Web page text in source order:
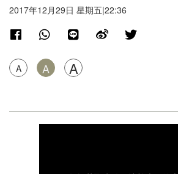
2017年12月29日 星期五|22:36
A A A